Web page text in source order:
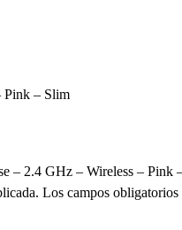
Pink – Slim
– 2.4 GHz – Wireless –
Los campos obligatorios